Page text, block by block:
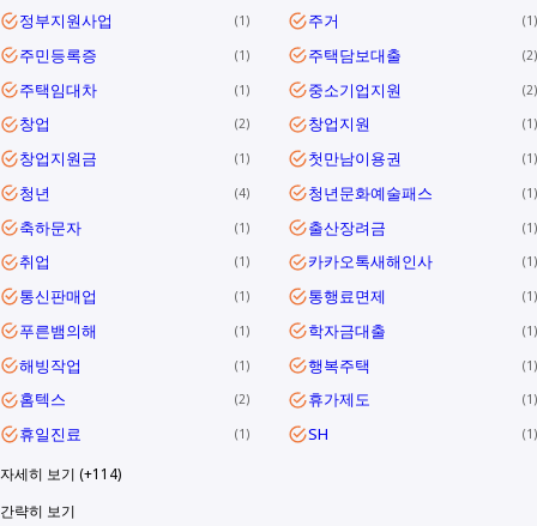
정부지원사업 1 주거 1
주민등록증 1 주택담보대출 2
주택임대차 1 중소기업지원 2
창업 2 창업지원 1
창업지원금 1 첫만남이용권 1
청년 4 청년문화예술패스 1
축하문자 1 출산장려금 1
취업 1 카카오톡새해인사 1
통신판매업 1 통행료면제 1
푸른뱀의해 1 학자금대출 1
해빙작업 1 행복주택 1
홈텍스 2 휴가제도 1
휴일진료 1 SH 1
자세히 보기 (+114)
간략히 보기